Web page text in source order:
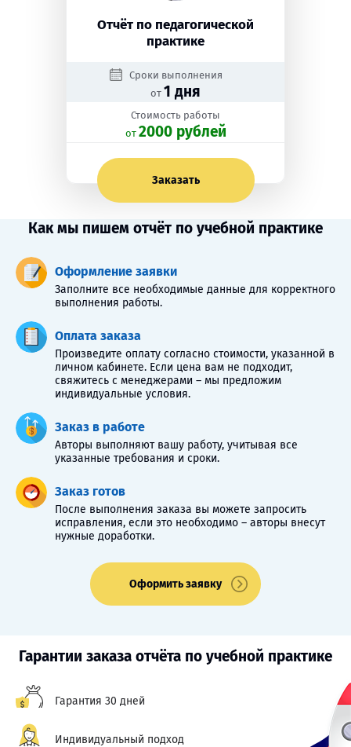
Отчёт по педагогической
практике
Сроки выполнения
от 1 дня
Стоимость работы
oт 2000 рублей
Заказать
Как мы пишем отчёт по учебной практике
Оформление заявки
Заполните все необходимые данные для корректного
выполнения работы.
Оплата заказа
Произведите оплату согласно стоимости, указанной в
личном кабинете. Если цена вам не подходит,
свяжитесь с менеджерами – мы предложим
индивидуальные условия.
Заказ в работе
Авторы выполняют вашу работу, учитывая все
указанные требования и сроки.
Заказ готов
После выполнения заказа вы можете запросить
исправления, если это необходимо – авторы внесут
нужные доработки.
Оформить заявку
Гарантии заказа отчёта по учебной практике
Гарантия 30 дней
Индивидуальный подход